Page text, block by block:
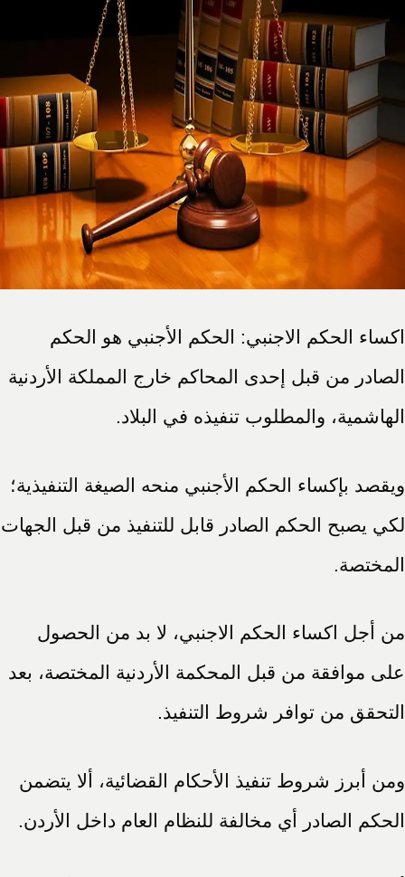
اكساء الحكم الاجنبي: الحكم الأجنبي هو الحكم
الصادر من قبل إحدى المحاكم خارج المملكة الأردنية
الهاشمية، والمطلوب تنفيذه في البلاد.
ويقصد بإكساء الحكم الأجنبي منحه الصيغة التنفيذية؛
لكي يصبح الحكم الصادر قابل للتنفيذ من قبل الجهات
المختصة.
من أجل اكساء الحكم الاجنبي، لا بد من الحصول
على موافقة من قبل المحكمة الأردنية المختصة، بعد
التحقق من توافر شروط التنفيذ.
ومن أبرز شروط تنفيذ الأحكام القضائية، ألا يتضمن
الحكم الصادر أي مخالفة للنظام العام داخل الأردن.